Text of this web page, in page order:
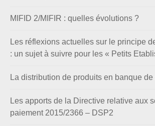
MIFID 2/MIFIR : quelles évolutions ?
Les réflexions actuelles sur le principe
: un sujet à suivre pour les « Petits
La distribution de produits en banque de
Les apports de la Directive relative aux
paiement 2015/2366 – DSP2